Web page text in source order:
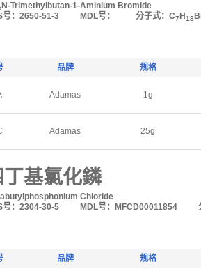
Trimethylbutan-1-Aminium Bromide
号：2650-51-3
MDL号： 分子式：C7 H 18
品牌 规格
Adamas 1g
Adamas 25g
丁基氯化鏻
Chloride
号：2304-30-5
MDL号：MFCD00011854
品牌 规格